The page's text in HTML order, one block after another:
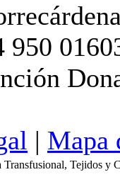
950
| Mapa
Tejidos y